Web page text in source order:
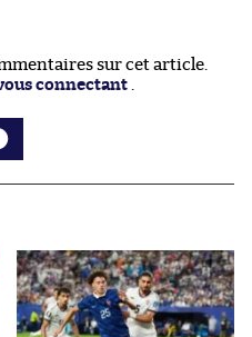
sur cet article.
connectant